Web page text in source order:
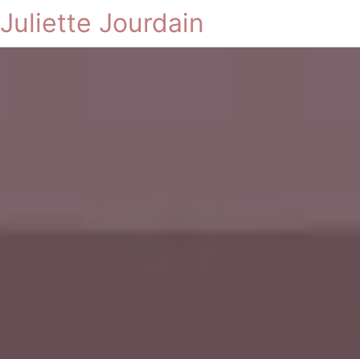
Juliette Jourdain